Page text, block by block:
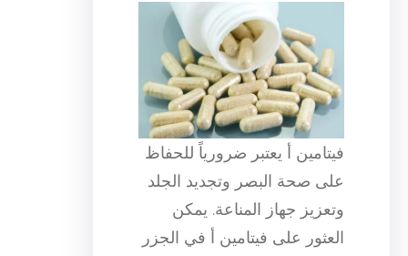
فيتامين أ يعتبر ضرورياً للحفاظ
على صحة البصر وتجديد الجلد
وتعزيز جهاز المناعة. يمكن
العثور على فيتامين أ في الجزر